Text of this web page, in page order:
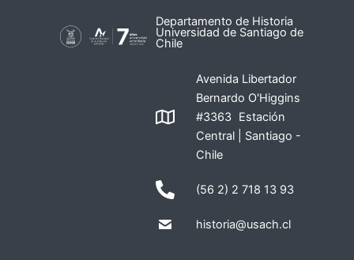
Departamento de Historia
Universidad de Santiago de
Chile
Avenida Libertador
Bernardo O'Higgins
#3363 Estación
Central | Santiago -
Chile
(56 2) 2 718 13 93
historia@usach.cl